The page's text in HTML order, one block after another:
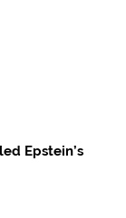
Epstein’s